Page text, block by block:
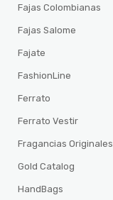
Fajas Colombianas
Fajas Salome
Fajate
FashionLine
Ferrato
Ferrato Vestir
Fragancias Originales
Gold Catalog
HandBags